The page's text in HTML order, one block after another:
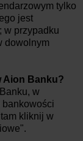
tylko
jest
w przypadku
dowolnym
Aion Banku?
w
kliknij w